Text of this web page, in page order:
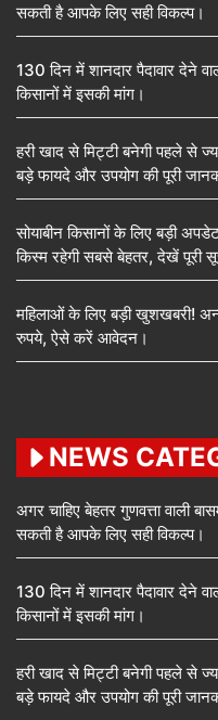
सकती है आपके लिए सही विकल्प।
130 दिन में शानदार पैदावार देने
किसानों में इसकी मांग।
हरी खाद से मिट्टी बनेगी पहले से
बड़े फायदे और उपयोग की पूरी
सोयाबीन किसानों के लिए बड़ी
किस्म रहेगी सबसे बेहतर, देखें पूरी
महिलाओं के लिए बड़ी खुशखबरी!
रुपये, ऐसे करें आवेदन।
NEWS
अगर चाहिए बेहतर गुणवत्ता वाली
सकती है आपके लिए सही विकल्प।
130 दिन में शानदार पैदावार देने
किसानों में इसकी मांग।
हरी खाद से मिट्टी बनेगी पहले से
बड़े फायदे और उपयोग की पूरी